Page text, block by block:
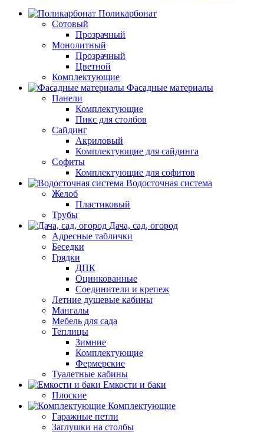
Поликарбонат
Сотовый
Прозрачный
Монолитный
Прозрачный
Цветной
Комплектующие
Фасадные материалы
Панели
Комплектующие
Пикс для столбов
Сайдинг
Акриловый
Комплектующие для сайдинга
Софиты
Комплектующие для софитов
Водосточная система
Желоб
Пластиковый
Трубы
Дача, сад, огород
Адресные таблички
Беседки
Грядки
ДПК
Оцинкованные
Соединители и крепеж
Летние душевые кабины
Мангалы
Мебель для сада
Теплицы
Зимние
Комплектующие
Фермерские
Туалетные кабины
Емкости и баки
Плоские
Комплектующие
Гаражные петли
Заглушки на столбы